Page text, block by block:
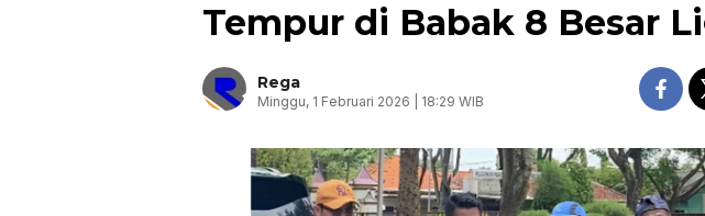
Tempur di Babak 8 Besar
Rega
Minggu, 1 Februari 2026 | 18:29 WIB